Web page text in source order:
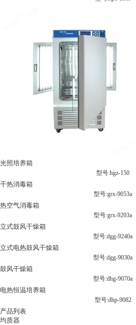
光照培养箱
型号:hgz-150
干热消毒箱
型号:grx-9053a
热空气消毒箱
型号:grx-9203a
立式鼓风干燥箱
型号:dgg-9240a
立式电热鼓风干燥箱
型号:dgg-9030a
鼓风干燥箱
型号:dhg-9070a
电热恒温培养箱
型号:dhp-9082
产品列表
均质器